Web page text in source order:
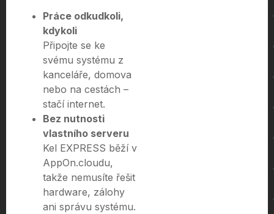
Práce odkudkoli,
kdykoli
Připojte se ke
svému systému z
kanceláře, domova
nebo na cestách –
stačí internet.
Bez nutnosti
vlastního serveru
Kel EXPRESS běží v
AppOn.cloudu,
takže nemusíte řešit
hardware, zálohy
ani správu systému.